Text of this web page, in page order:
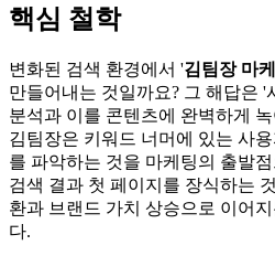
핵심 철학
변화된 검색 환경에서 '김팀장 마
만들어내는 것일까요? 그 해답은
분석과 이를 콘텐츠에 완벽하게
김팀장은 키워드 너머에 있는 사
를 파악하는 것을 마케팅의 출발
검색 결과 첫 페이지를 장식하는
환과 브랜드 가치 상승으로 이어
다.